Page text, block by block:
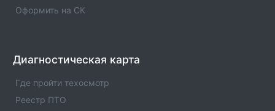
Оформить на СК
Диагностическая карта
Где пройти техосмотр
Реестр ПТО